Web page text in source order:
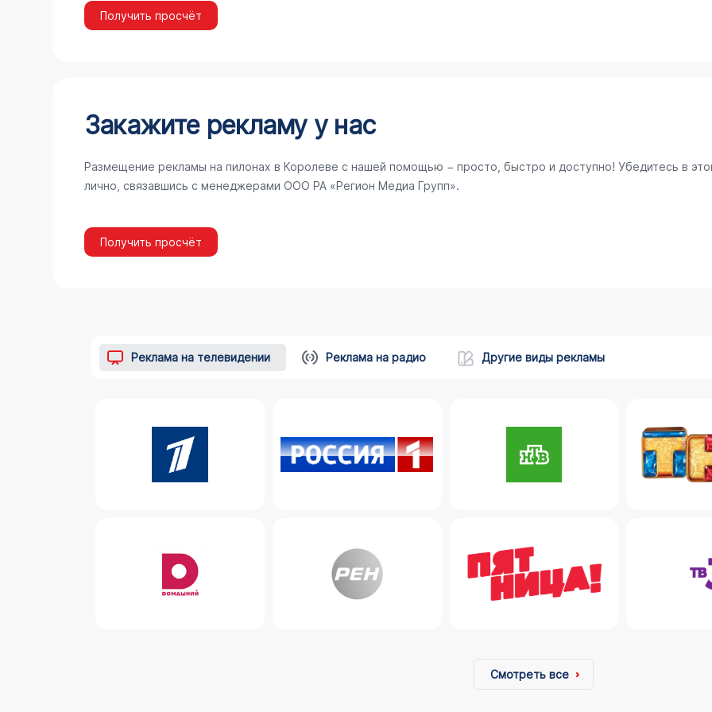
Получить просчёт
Закажите рекламу у нас
Размещение рекламы на пилонах в Королеве с нашей помощью − просто, быстро и доступно! Убедитесь в
лично, связавшись с менеджерами ООО РА «Регион Медиа Групп».
Получить просчёт
Реклама на телевидении Реклама на радио Другие виды рекламы
Смотреть все